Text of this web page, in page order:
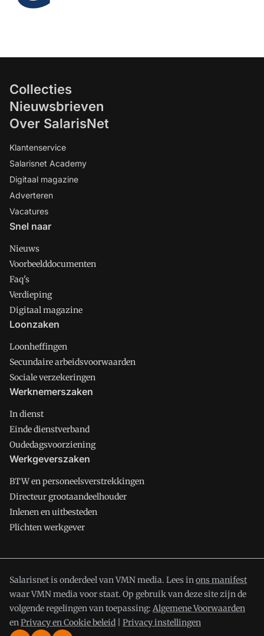
Collecties
Nieuwsbrieven
Over SalarisNet
Klantenservice
Salarisnet Academy
Digitaal magazine
Adverteren
Vacatures
Snel naar
Nieuws
Voorbeelddocumenten
Faq's
Verdieping
Digitaal magazine
Loonzaken
Loonheffingen
Secundaire arbeidsvoorwaarden
Sociale verzekeringen
Werknemerszaken
In dienst
Einde dienstverband
Oudedagsvoorziening
Werkgeverszaken
BTW en personeelsverstrekkingen
Directeur grootaandeelhouder
Inlenen en uitbesteden
Plichten werkgever
Salarisnet is onderdeel van VMN media. Lees inons manifest
waar VMN media voor staat. Op gebruik van deze site zijn de
volgende regelingen van toepassing: Algemene Voorwaarden
enPrivacy en Cookie beleid Privacy instellingen